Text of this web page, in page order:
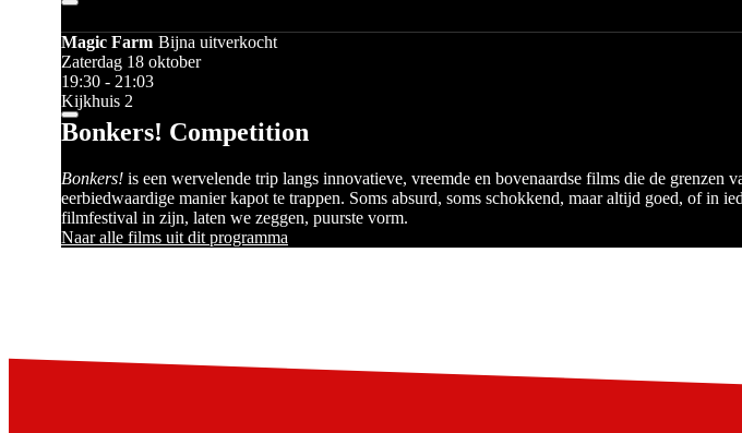
Magic Farm Bijna uitverkocht
Zaterdag 18 oktober
19:30 - 21:03
Kijkhuis 2
Bonkers! Competition
Bonkers! is een wervelende trip langs innovatieve, vreemde en bovenaardse films die de grenzen
eerbiedwaardige manier kapot te trappen. Soms absurd, soms schokkend, maar altijd goed, of in
filmfestival in zijn, laten we zeggen, puurste vorm.
Naar alle films uit dit programma